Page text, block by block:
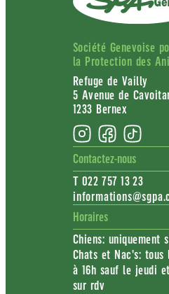
Société Genevoise
la Protection des
Refuge de Vailly
5 Avenue de
1233 Bernex
Contactez-nous
T 022 757 13 23
Horaires
Chiens: uniquement
Chats et Nac's: tous
à 16h sauf le jeudi
sur rdv